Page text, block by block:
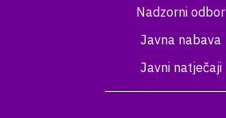
Nadzorni odbor
Javna nabava
Javni natječaji